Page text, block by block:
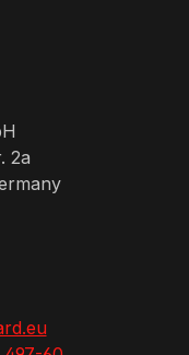
2a